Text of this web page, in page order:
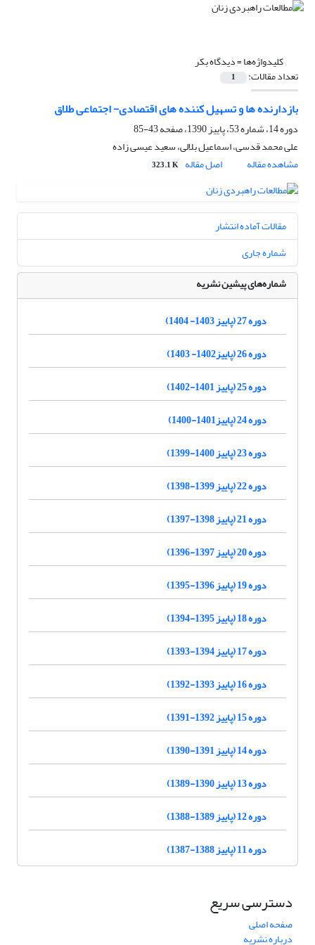
کلیدواژه‌ها =دیدگاه بکر
تعداد مقالات: 1
بازدارنده ها و تسهیل کننده های اقتصادی- اجتماعی طلاق
دوره 14، شماره 53، پاییز 1390، صفحه
43-85
علی محمد قدسی، اسماعیل بلالی، سعید عیسی زاده
مشاهده مقاله
اصل مقاله 323.1 K
مقالات آماده انتشار
شماره جاری
شماره‌های پیشین نشریه
دوره 27 (پاییز 1403- 1404)
دوره 26 (پاییز1402- 1403)
دوره 25 (پاییز 1401-1402)
دوره 24 (پاییز1401-1400)
دوره 23 (پاییز 1400-1399)
دوره 22 (پاییز 1399-1398)
دوره 21 (پاییز 1398-1397)
دوره 20 (پاییز 1397-1396)
دوره 19 (پاییز 1396-1395)
دوره 18 (پاییز 1395-1394)
دوره 17 (پاییز 1394-1393)
دوره 16 (پاییز 1393-1392)
دوره 15 (پاییز 1392-1391)
دوره 14 (پاییز 1391-1390)
دوره 13 (پاییز 1390-1389)
دوره 12 (پاییز 1389-1388)
دوره 11 (پاییز 1388-1387)
دسترسی سریع
صفحه اصلی
درباره نشریه